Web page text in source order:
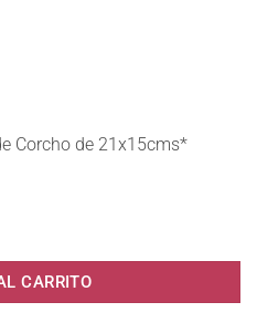
Corcho de 21x15cms*
CARRITO